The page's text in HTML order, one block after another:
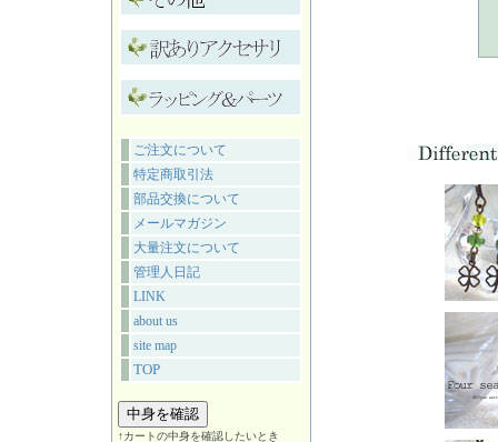
ご注文について
特定商取引法
部品交換について
メールマガジン
大量注文について
管理人日記
LINK
about us
site map
TOP
↑カートの中身を確認したいとき